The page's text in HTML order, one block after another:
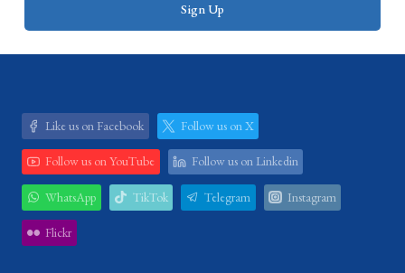
Like us on Facebook Follow us on X
Follow us on YouTube Follow us on Linkedin
WhatsApp TikTok Telegram Instagram
Flickr